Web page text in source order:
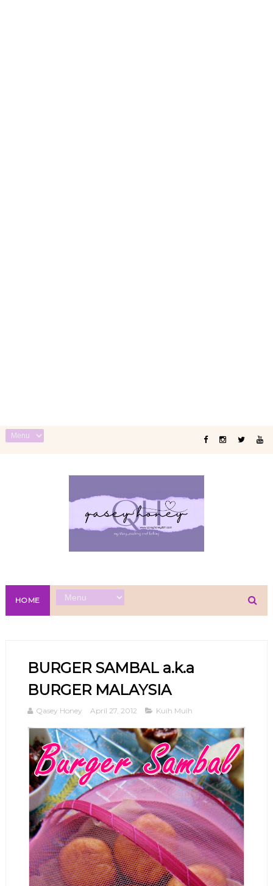
HOME
BURGER SAMBAL a.k.a
BURGER MALAYSIA
Qasey Honey April 27, 2012 Kuih Muih